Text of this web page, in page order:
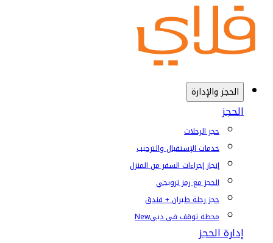
الحجز والإدارة
الحجز
حجز الرحلات
خدمات الإستقبال والترحيب
إنجاز إجراءات السفر من المنزل
الحجز مع رمز ترويجي
حجز رحلة طيران + فندق
محطة توقف في دبيNew
إدارة الحجز